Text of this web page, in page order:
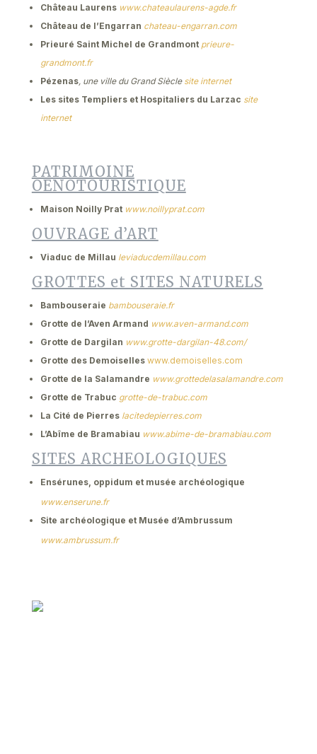
Château Laurens www.chateaulaurens-agde.fr
Château de l’Engarran chateau-engarran.com
Prieuré Saint Michel de Grandmont prieure-
grandmont.fr
Pézenas, une ville du Grand Siècle site internet
Les sites Templiers et Hospitaliers du Larzac site
internet
PATRIMOINE
OENOTOURISTIQUE
Maison Noilly Prat www.noillyprat.com
OUVRAGE d’ART
Viaduc de Millau leviaducdemillau.com
GROTTES et SITES NATURELS
Bambouseraie bambouseraie.fr
Grotte de l’Aven Armand www.aven-armand.com
Grotte de Dargilan www.grotte-dargilan-48.com/
Grotte des Demoiselles www.demoiselles.com
Grotte de la Salamandre www.grottedelasalamandre.com
Grotte de Trabuc grotte-de-trabuc.com
La Cité de Pierres lacitedepierres.com
L’Abîme de Bramabiau www.abime-de-bramabiau.com
SITES ARCHEOLOGIQUES
Ensérunes, oppidum et musée archéologique
www.enserune.fr
Site archéologique et Musée d’Ambrussum
www.ambrussum.fr